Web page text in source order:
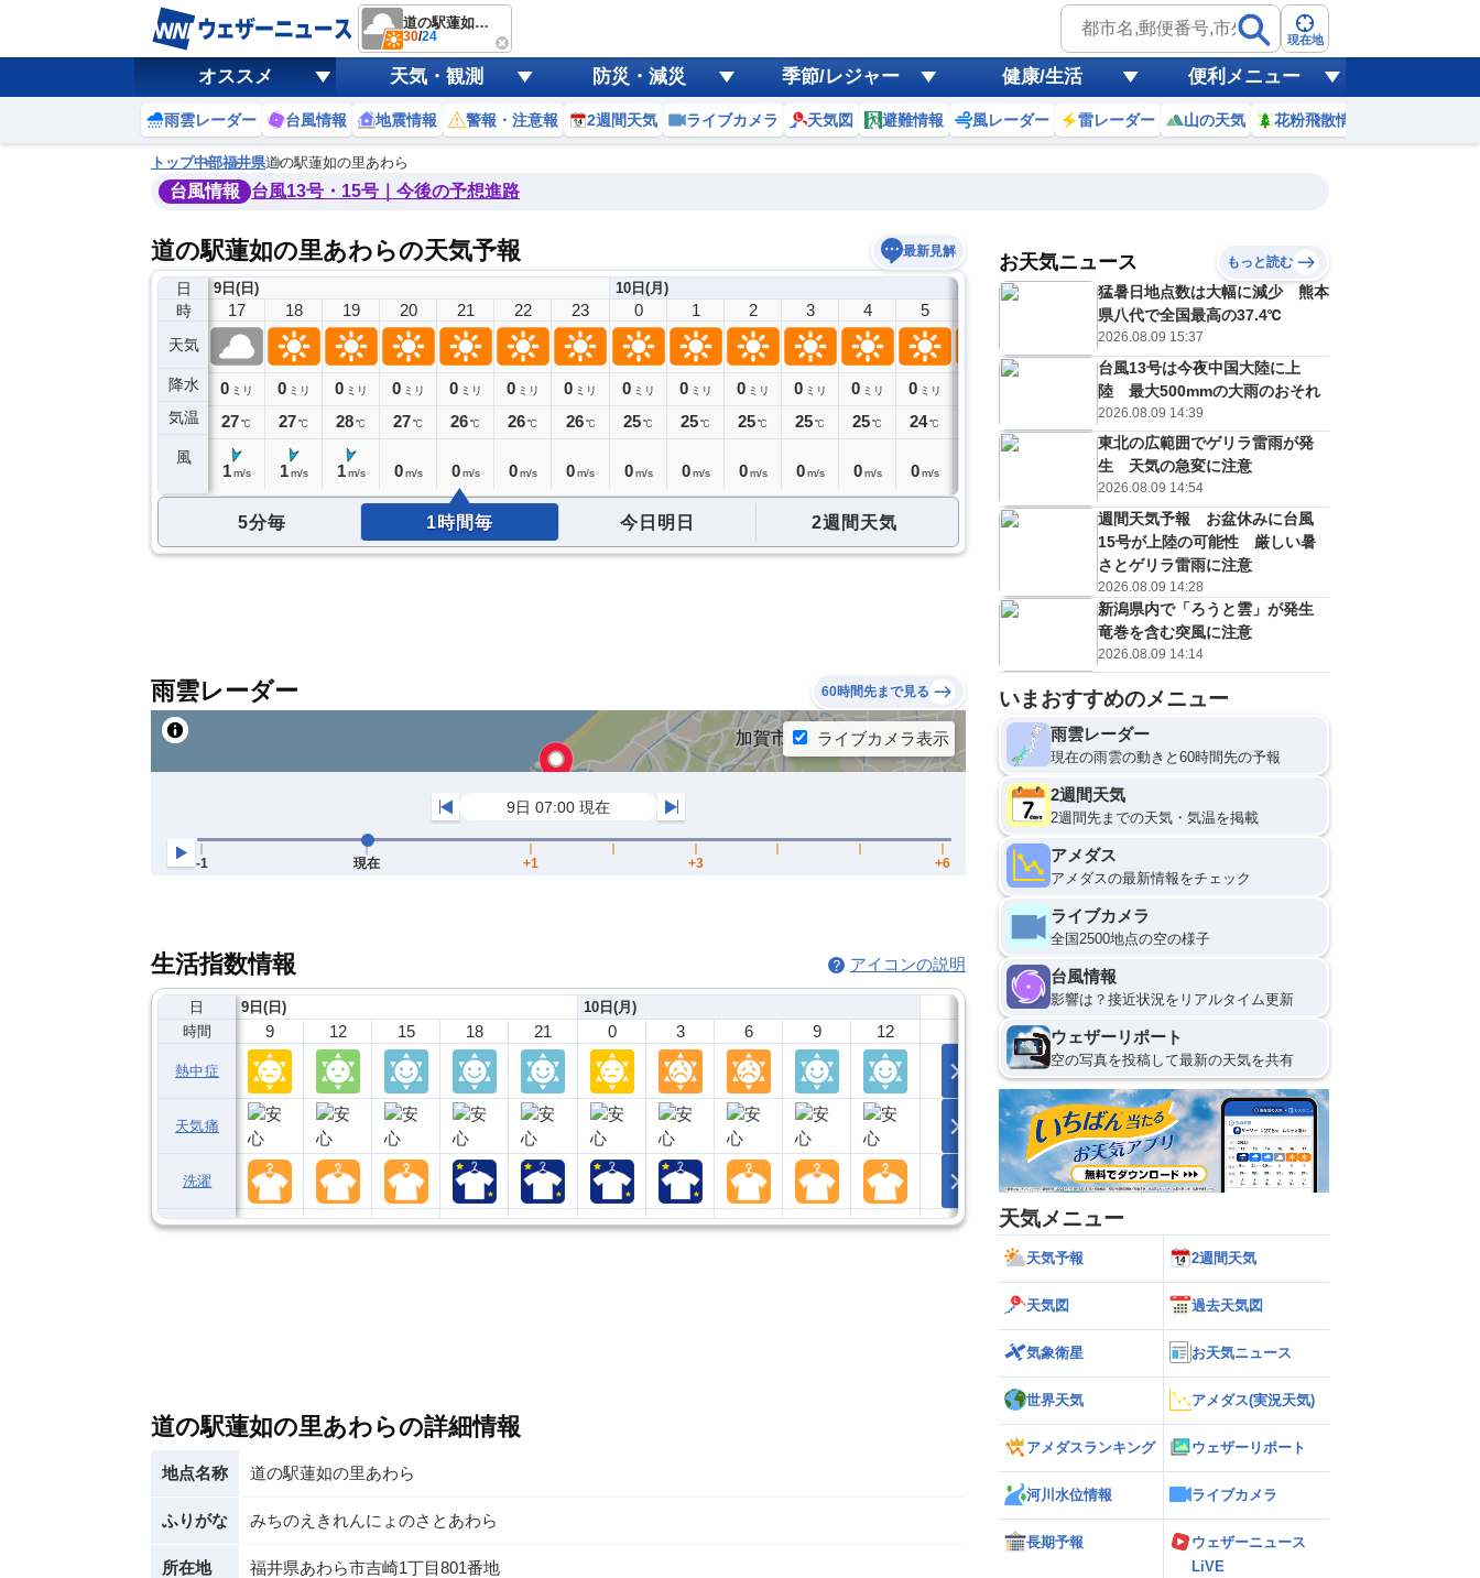
道の駅蓮如の里あわら
30/24 現在地
オススメ 天気・観測 防災・減災 季節/レジャー 健康/生活 便利メニュー
雨雲レーダー 台風情報 地震情報 警報・注意報 2週間天気 ライブカメラ 天気図 避難情報 風レーダー 雷レーダー 山の天気 花粉飛散情報
トップ中部福井県道の駅蓮如の里あわら
台風情報 台風13号・15号｜今後の予想進路
道の駅蓮如の里あわらの天気予報 最新見解
日
時
天気
降水
気温
風
9日(日)
16
0ミリ
28℃
17
0 ミリ
27℃
1 m/s
18
0 ミリ
27℃
1 m/s
19
0 ミリ
28℃
1 m/s
20
0 ミリ
27℃
0 m/s
21
0 ミリ
26℃
0 m/s
22
0 ミリ
26℃
0 m/s
23
0 ミリ
26 ℃
0m/s
10日(月)
0
0 ミリ
25℃
0 m/s
1
0 ミリ
25℃
0 m/s
2
0 ミリ
25℃
0 m/s
3
0 ミリ
25℃
0 m/s
4
0 ミリ
25℃
0 m/s
5
0 ミリ
24℃
0 m/s
8
ミリ
28
m/s
9
0ミリ
29
1m/s
10
0ミリ
29
1m/s
11
0ミリ 0
5分毎 1時間毎 今日明日 2週間天気
雨雲レーダー 60時間先まで見る
生活指数情報 アイコンの説明
日
時間
熱中症
天気痛
洗濯
9日(日)
9 12 15 18 21
10日(月)
0 3 6 9 12
道の駅蓮如の里あわらの詳細情報
地点名称 道の駅蓮如の里あわら
ふりがな みちのえきれんにょのさとあわら
所在地 福井県あわら市吉崎1丁目801番地
お天気ニュース もっと読む
猛暑日地点数は大幅に減少 熊本
県八代で全国最高の37.4℃
2026.08.09 15:37
台風13号は今夜中国大陸に上
陸 最大500mmの大雨のおそれ
2026.08.09 14:39
東北の広範囲でゲリラ雷雨が発
生 天気の急変に注意
2026.08.09 14:54
週間天気予報 お盆休みに台風
15号が上陸の可能性 厳しい暑
さとゲリラ雷雨に注意
2026.08.09 14:28
新潟県内で「ろうと雲」が発生
竜巻を含む突風に注意
2026.08.09 14:14
いまおすすめのメニュー
雨雲レーダー
現在の雨雲の動きと60時間先の予報
2週間天気
2週間先までの天気・気温を掲載
アメダス
アメダスの最新情報をチェック
ライブカメラ
全国2500地点の空の様子
台風情報
影響は？接近状況をリアルタイム更新
ウェザーリポート
空の写真を投稿して最新の天気を共有
天気メニュー
天気予報 2週間天気
天気図 過去天気図
気象衛星 お天気ニュース
世界天気 アメダス(実況天気)
アメダスランキング ウェザーリポート
河川水位情報 ライブカメラ
長期予報
ウェザーニュース
LiVE